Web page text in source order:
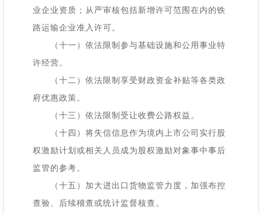
业企业资质；从严审核包括新增许可范围在内的铁
路运输企业准入许可。
（十一）依法限制参与基础设施和公用事业特
许经营。
（十二）依法限制享受财政资金补贴等各类政
府优惠政策。
（十三）依法限制受让收费公路权益。
（十四）将失信信息作为境内上市公司实行股
权激励计划或相关人员成为股权激励对象事中事后
监管的参考。
（十五）加大进出口货物监管力度，加强布控
查验、后续稽查或统计监督核查。